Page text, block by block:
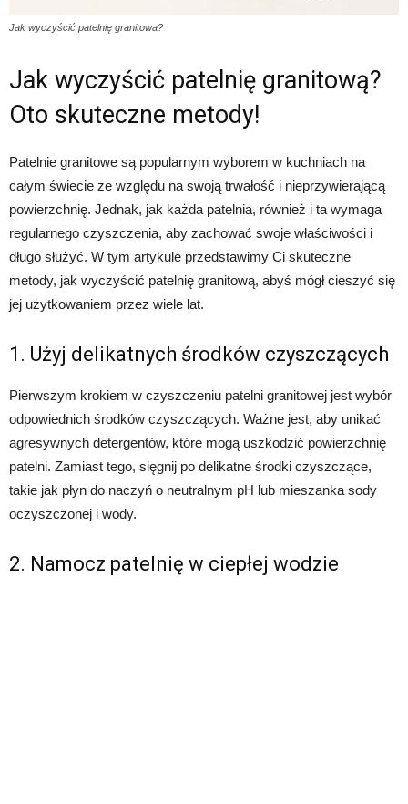
Jak wyczyścić patelnię granitowa?
Jak wyczyścić patelnię granitową?
Oto skuteczne metody!
Patelnie granitowe są popularnym wyborem w kuchniach na
całym świecie ze względu na swoją trwałość i nieprzywierającą
powierzchnię. Jednak, jak każda patelnia, również i ta wymaga
regularnego czyszczenia, aby zachować swoje właściwości i
długo służyć. W tym artykule przedstawimy Ci skuteczne
metody, jak wyczyścić patelnię granitową, abyś mógł cieszyć się
jej użytkowaniem przez wiele lat.
1. Użyj delikatnych środków czyszczących
Pierwszym krokiem w czyszczeniu patelni granitowej jest wybór
odpowiednich środków czyszczących. Ważne jest, aby unikać
agresywnych detergentów, które mogą uszkodzić powierzchnię
patelni. Zamiast tego, sięgnij po delikatne środki czyszczące,
takie jak płyn do naczyń o neutralnym pH lub mieszanka sody
oczyszczonej i wody.
2. Namocz patelnię w ciepłej wodzie